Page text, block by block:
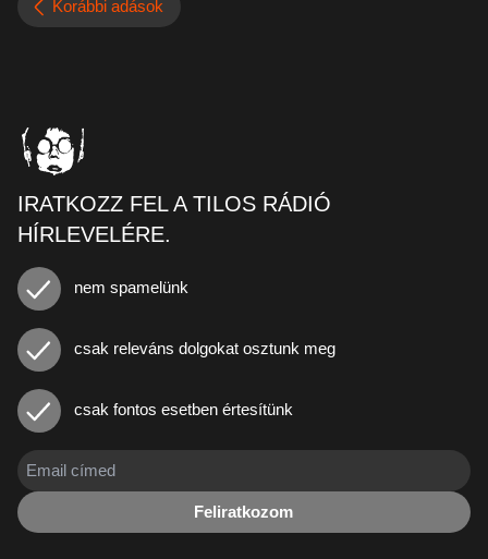
Korábbi adások
IRATKOZZ FEL A TILOS RÁDIÓ
HÍRLEVELÉRE.
nem spamelünk
csak releváns dolgokat osztunk meg
csak fontos esetben értesítünk
Feliratkozom